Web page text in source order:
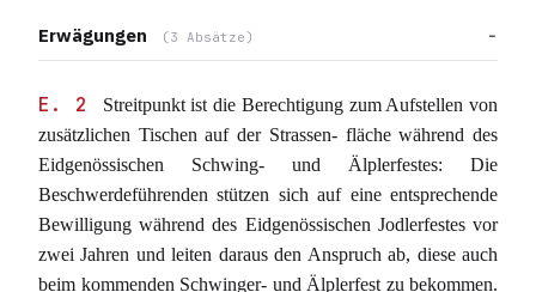
Erwägungen (3 Absätze)
E. 2
Streitpunkt ist die Berechtigung zum Aufstellen von
zusätzlichen Tischen auf der Strassen- fläche während des
Eidgenössischen Schwing- und Älplerfestes: Die
Beschwerdeführenden stützen sich auf eine entsprechende
Bewilligung während des Eidgenössischen Jodlerfestes vor
zwei Jahren und leiten daraus den Anspruch ab, diese auch
beim kommenden Schwinger- und Älplerfest zu bekommen.